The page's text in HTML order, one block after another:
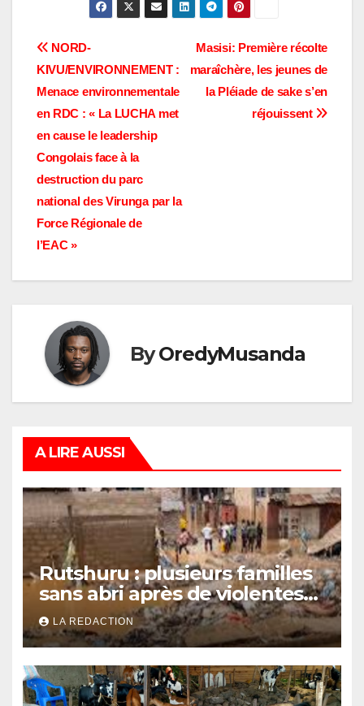
2022. Ces jeunes dont
personnes vivant avec
un mémorandum au
président…
Navigation
de
l’article
Masisi: Première récolte
maraîchère, les jeunes de
la Pléiade de sake s’en
réjouissent
NORD-
KIVU/ENVIRONNEMENT :
Menace environnementale
en RDC : « La LUCHA met
en cause le leadership
Congolais face à la
destruction du parc
national des Virunga par la
Force Régionale de
l’EAC »
ByOredyMusanda
A LIRE AUSSI
Rutshuru : plusieurs familles
sans abri après de violentes
intempéries à Vitshumbi
LA REDACTION